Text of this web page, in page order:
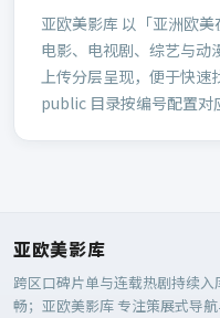
亚欧美影库 以「亚洲欧
电影、电视剧、综艺与动
上传分层呈现，便于快速
public 目录按编号配置对
亚欧美影库
跨区口碑片单与连载热剧持续
畅； 亚欧美影库 专注策展式导航